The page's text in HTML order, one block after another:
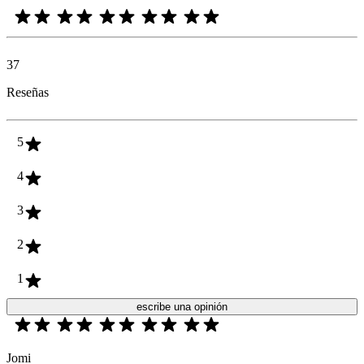
37
Reseñas
5
4
3
2
1
escribe una opinión
Jomi